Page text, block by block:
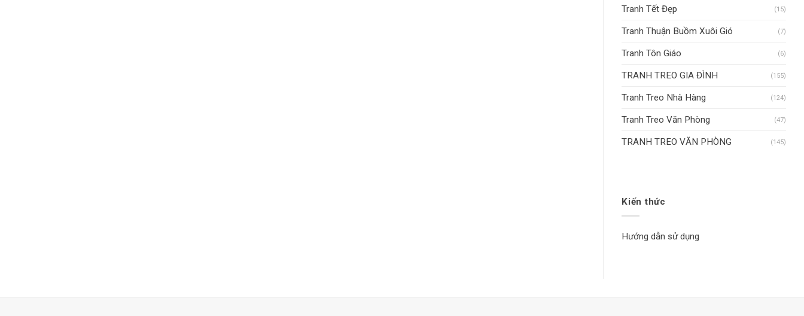
Tranh Tết Đẹp (15)
Tranh Thuận Buồm Xuôi Gió (7)
Tranh Tôn Giáo (6)
TRANH TREO GIA ĐÌNH (155)
Tranh Treo Nhà Hàng (124)
Tranh Treo Văn Phòng (47)
TRANH TREO VĂN PHÒNG (145)
Kiến thức
Hướng dẫn sử dụng